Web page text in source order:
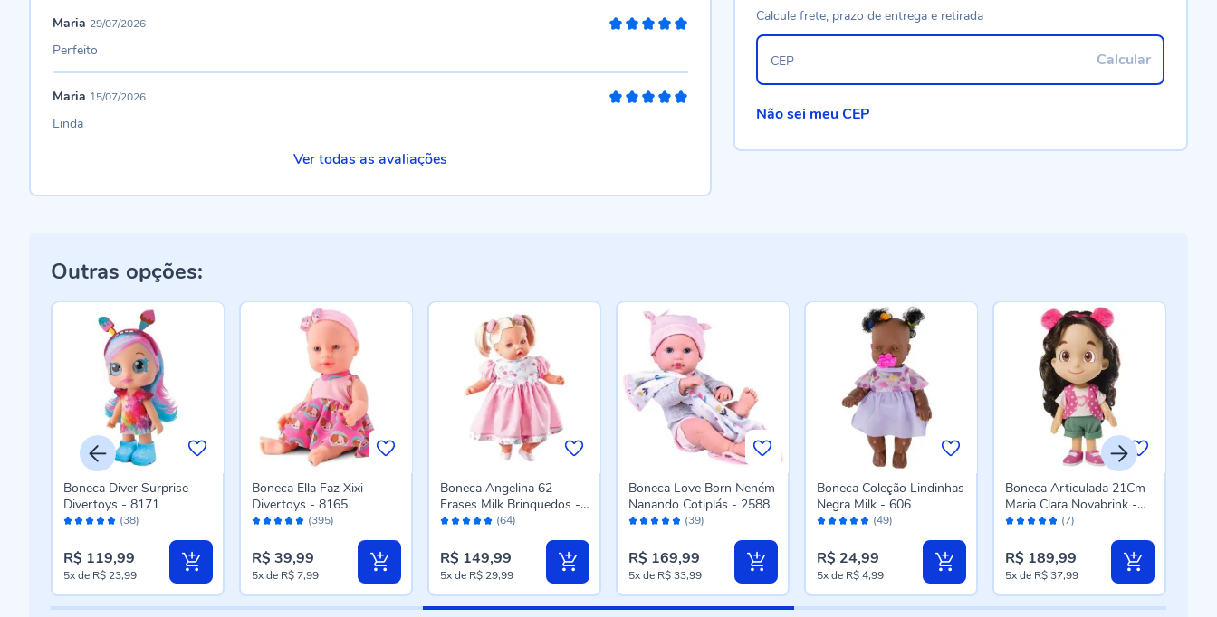
Maria 29/07/2026
Perfeito
Maria 15/07/2026
Linda
Ver todas as avaliações
Calcule frete, prazo de entrega e retirada
Calcular
CEP
Não sei meu CEP
Outras opções:
Avaliação: (38)
Boneca Diver Surprise
Divertoys - 8171
R$ 119,99
5xde R$ 23,99
Avaliação: (395)
Boneca Ella Faz Xixi
Divertoys - 8165
R$ 39,99
5xde R$ 7,99
Avaliação: (64)
Boneca Angelina 62
Frases Milk Brinquedos -
211
R$ 149,99
5xde R$ 29,99
Avaliação: (39)
Boneca Love Born Neném
Nanando Cotiplás - 2588
R$ 169,99
5xde R$ 33,99
Avaliação: (49)
Boneca Coleção Lindinhas
Negra Milk - 606
R$ 24,99
5xde R$ 4,99
Avaliação: (7)
Boneca Articulada 21Cm
Maria Clara Novabrink -
1040
R$ 189,99
5xde R$ 37,99